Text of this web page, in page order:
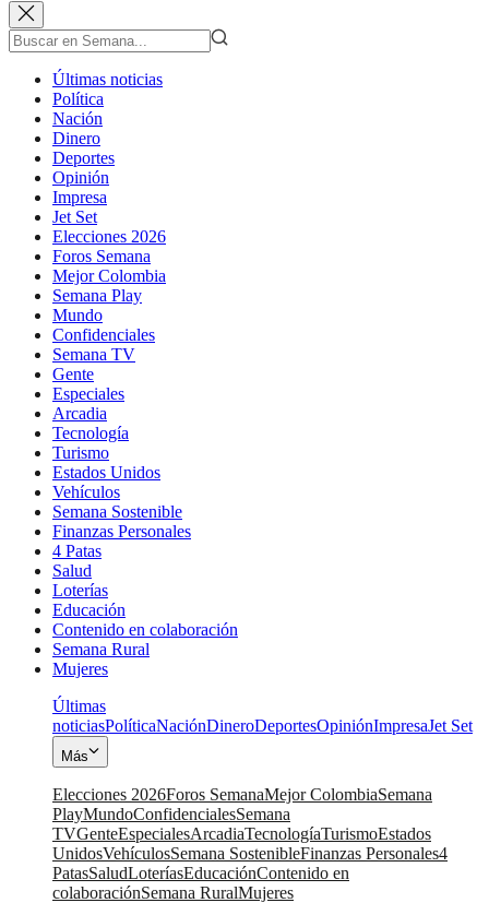
Últimas noticias
Política
Nación
Dinero
Deportes
Opinión
Impresa
Jet Set
Elecciones 2026
Foros Semana
Mejor Colombia
Semana Play
Mundo
Confidenciales
Semana TV
Gente
Especiales
Arcadia
Tecnología
Turismo
Estados Unidos
Vehículos
Semana Sostenible
Finanzas Personales
4 Patas
Salud
Loterías
Educación
Contenido en colaboración
Semana Rural
Mujeres
Últimas
noticiasPolíticaNaciónDineroDeportesOpiniónImpresaJet Set
Más
Elecciones 2026Foros SemanaMejor ColombiaSemana
PlayMundoConfidencialesSemana
TVGenteEspecialesArcadiaTecnologíaTurismoEstados
UnidosVehículosSemana SostenibleFinanzas Personales4
PatasSaludLoteríasEducaciónContenido en
colaboraciónSemana RuralMujeres